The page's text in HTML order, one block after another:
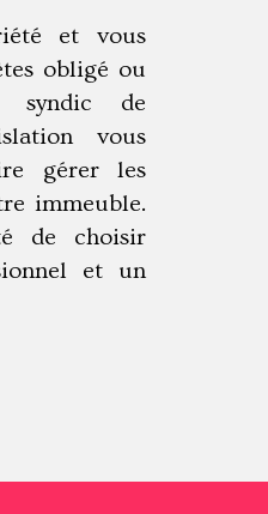
et vous
obligé ou
syndic de
vous
gérer les
immeuble.
de choisir
et un